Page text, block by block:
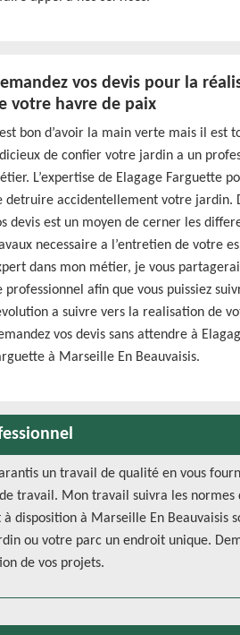
vos devis pour la
votre havre de paix
est bon d’avoir la main verte mais il est
de confier votre jardin a un
L’expertise de Elagage Farguette
detruire accidentellement votre jardin.
devis est un moyen de cerner les
necessaire a l’entretien de votre
dans mon métier, je vous
professionnel afin que vous puissiez
a suivre vers la realisation de
vos devis sans attendre à
à Marseille En Beauvaisis.
un travail de qualité en vous
travail. Mon travail suivra les normes
disposition à Marseille En Beauvaisis
ou votre parc un endroit unique.
de vos projets.